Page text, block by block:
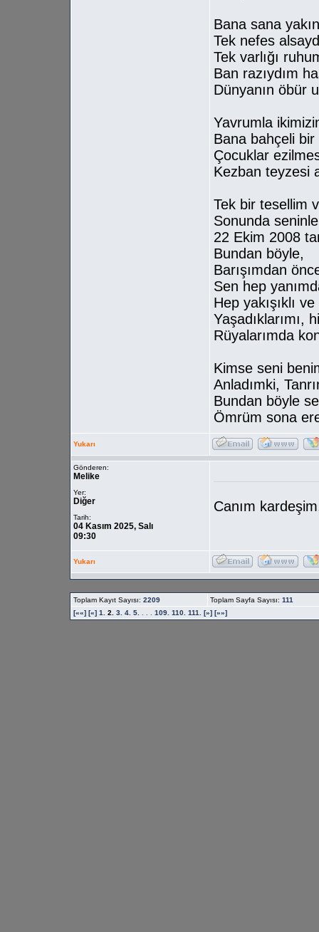
Bana sana
Tek nefes
Tek varlığı
Ban razıydım
Dünyanın öbür
Yavrumla
Bana bahçeli bir
Çocuklar
Kezban teyzesi
Tek bir tesellim
Sonunda
22 Ekim 2008
Bundan böyle,
Barışımdan
Sen hep
Hep yakışıklı
Yaşadıklarımı,
Rüyalarımda
Kimse seni
Anladımki,
Bundan böyle
Ömrüm sona
Yukarı
Gönderen:
Melike
Yer:
Diğer
Tarih:
04 Kasım 2025, Salı
09:30
Canım
Yukarı
Toplam Kayıt Sayısı: 2209 Toplam Sayfa Sayısı: 111
[««] [«] 1. 2. 3. 4. 5. 109. 110. 111. [»] [»»]